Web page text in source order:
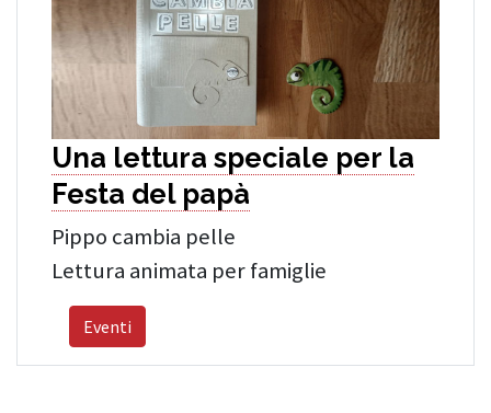
Una lettura speciale per la
Festa del papà
Pippo cambia pelle
Lettura animata per famiglie
Eventi